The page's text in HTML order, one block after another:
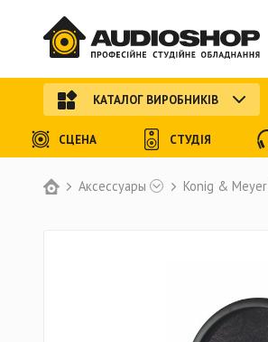
Аксессуары Konig & Meyer
КАТАЛОГ ВИРОБНИКІВ
СЦЕНА СТУДІЯ